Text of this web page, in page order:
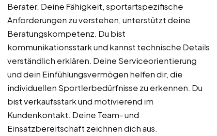
Berater. Deine Fähigkeit, sportartspezifische
Anforderungen zu verstehen, unterstützt deine
Beratungskompetenz. Du bist
kommunikationsstark und kannst technische Details
verständlich erklären. Deine Serviceorientierung
und dein Einfühlungsvermögen helfen dir, die
individuellen Sportlerbedürfnisse zu erkennen. Du
bist verkaufsstark und motivierend im
Kundenkontakt. Deine Team- und
Einsatzbereitschaft zeichnen dich aus.